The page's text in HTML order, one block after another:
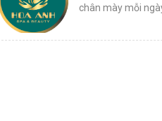
chân mày mỗi